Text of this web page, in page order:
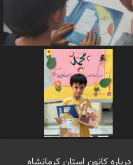
درباره کانون استان کرمانشاه